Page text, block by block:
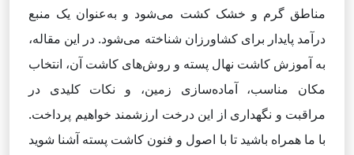
مناطق گرم و خشک کشت می‌شود و به‌عنوان یک منبع
درآمد پایدار برای کشاورزان شناخته می‌شود. در این مقاله،
به آموزش کاشت نهال پسته و روش‌های کاشت آن، انتخاب
مکان مناسب، آماده‌سازی زمین، و نکات کلیدی در
مراقبت و نگهداری از این درخت ارزشمند خواهیم پرداخت.
با ما همراه باشید تا با اصول و فنون کاشت پسته آشنا شوید